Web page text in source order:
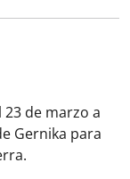
de marzo a
Gernika para